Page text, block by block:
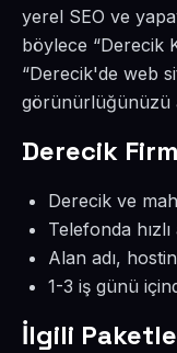
yerel SEO ve
böylece “Derecik
“Derecik'de web
görünürlüğünüzü
Derecik
Derecik ve
Telefonda
Alan adı,
1-3 iş günü
İlgili